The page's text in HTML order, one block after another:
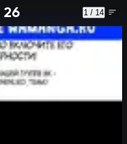
26 1 / 14